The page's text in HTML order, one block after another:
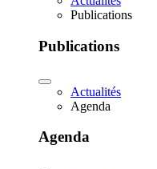
Publications
Publications
Actualités
Agenda
Agenda